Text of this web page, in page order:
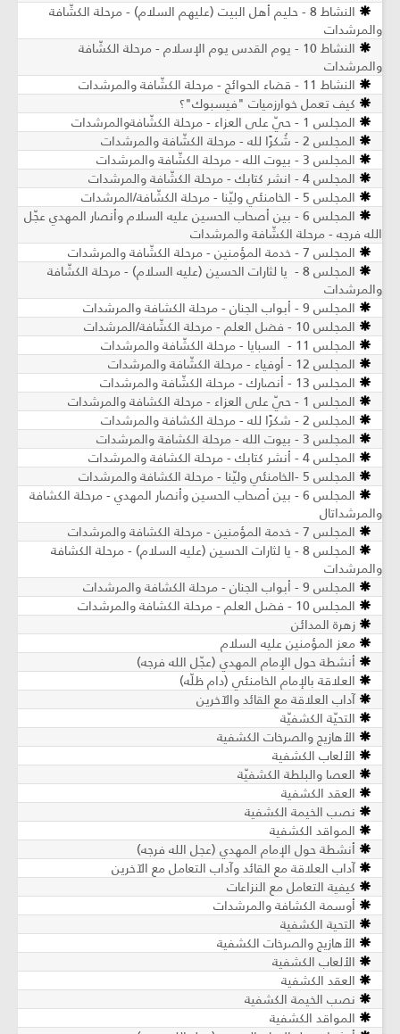
النشاط 8 - حليم أهل البيت (عليهم السلام) - مرحلة الكشّافة
والمرشدات
النشاط 10 - يوم القدس يوم الإسلام - مرحلة الكشّافة
والمرشدات
النشاط 11 - قضاء الحوائج - مرحلة الكشّافة والمرشدات
كيف تعمل خوارزميات "فيسبوك"؟
المجلس 1 - حيّ على العزاء - مرحلة الكشّافةوالمرشدات
المجلس 2 - شُكرًا لله - مرحلة الكشّافة والمرشدات
المجلس 3 - بيوت الله - مرحلة الكشّافة والمرشدات
المجلس 4 - انشر كتابك - مرحلة الكشّافة والمرشدات
المجلس 5 - الخامنئي وليّنا - مرحلة الكشّافة/المرشدات
المجلس 6 - بين أصحاب الحسين عليه السلام وأنصار المهدي عجّل
الله فرجه - مرحلة الكشّافة والمرشدات
المجلس 7 - خدمة المؤمنين - مرحلة الكشّافة والمرشدات
المجلس 8 - يا لثارات الحسين (عليه السلام) - مرحلة الكشّافة
والمرشدات
المجلس 9 - أبواب الجنان - مرحلة الكشافة والمرشدات
المجلس 10 - فضل العلم - مرحلة الكشّافة/المرشدات
المجلس 11 - السبايا - مرحلة الكشّافة والمرشدات
المجلس 12 - أوفياء - مرحلة الكشّافة والمرشدات
المجلس 13 - أنصارك - مرحلة الكشّافة والمرشدات
المجلس 1 - حيّ على العزاء - مرحلة الكشافة والمرشدات
المجلس 2 - شكرًا لله - مرحلة الكشافة والمرشدات
المجلس 3 - بيوت الله - مرحلة الكشافة والمرشدات
المجلس 4 - أنشر كتابك - مرحلة الكشافة والمرشدات
المجلس 5 -الخامنئي وليّنا - مرحلة الكشافة والمرشدات
المجلس 6 - بين أصحاب الحسين وأنصار المهدي - مرحلة الكشافة
والمرشداتال
المجلس 7 - خدمة المؤمنين - مرحلة الكشافة والمرشدات
المجلس 8 - يا لثارات الحسين (عليه السلام) - مرحلة الكشافة
والمرشدات
المجلس 9 - أبواب الجنان - مرحلة الكشافة والمرشدات
المجلس 10 - فضل العلم - مرحلة الكشافة والمرشدات
زهرة المدائن
معز المؤمنين عليه السلام
أنشطة حول الإمام المهدي (عجّل الله فرجه)
العلاقة بالإمام الخامنئي (دام ظلّه)
آداب العلاقة مع القائد والآخرين
التحيّة الكشفيّة
الأهازيج والصرخات الكشفية
الألعاب الكشفية
العصا والبلطة الكشفيّة
العقد الكشفية
نصب الخيمة الكشفية
المواقد الكشفية
أنشطة حول الإمام المهدي (عجل الله فرجه)
آداب العلاقة مع القائد وآداب التعامل مع الآخرين
كيفية التعامل مع النزاعات
أوسمة الكشافة والمرشدات
التحية الكشفية
الأهازيج والصرخات الكشفية
الألعاب الكشفية
العقد الكشفية
نصب الخيمة الكشفية
المواقد الكشفية